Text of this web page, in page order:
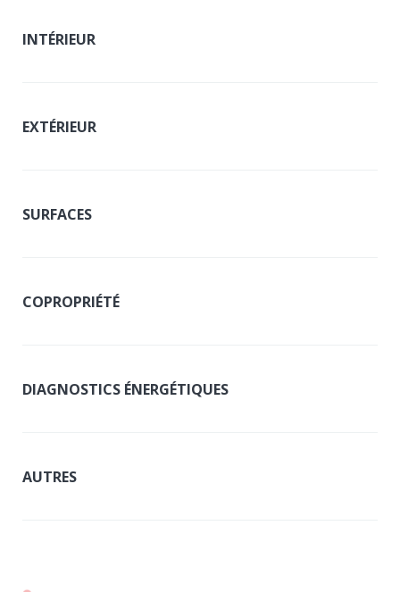
INTÉRIEUR
EXTÉRIEUR
SURFACES
COPROPRIÉTÉ
DIAGNOSTICS ÉNERGÉTIQUES
AUTRES